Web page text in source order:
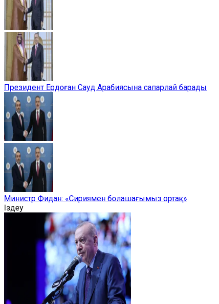
Президент Ердоған Сауд Арабиясына сапарлай барады
Министр Фидан: «Сириямен болашағымыз ортақ»
Іздеу